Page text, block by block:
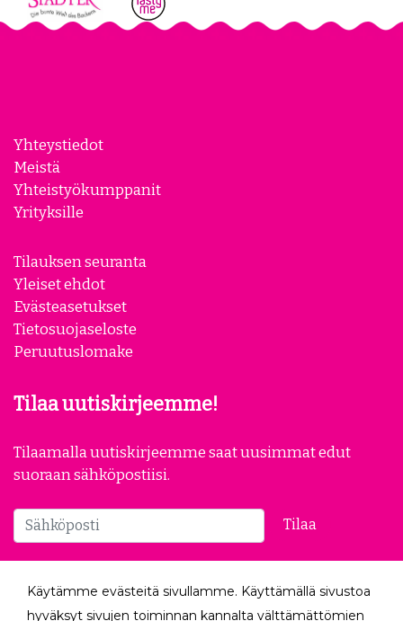
Yhteystiedot
Yhteistyökumppanit
Yrityksille
Tilauksen seuranta
Yleiset ehdot
Tietosuojaseloste
Tilaa uutiskirjeemme!
Tilaamalla uutiskirjeemme saat uusimmat edut
Käytämme evästeitä sivullamme. Käyttämällä sivustoa
hyväksyt sivujen toiminnan kannalta välttämättömien